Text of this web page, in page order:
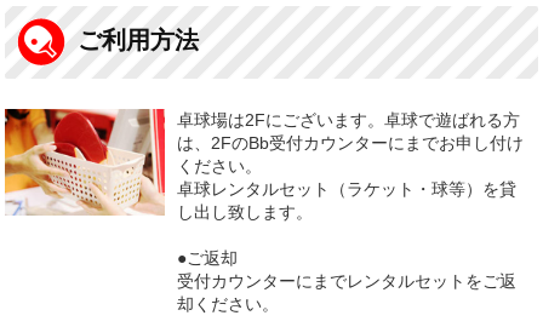
ご利用方法
卓球場は2Fにございます。卓球で遊ばれる方
は、2FのBb受付カウンターにまでお申し付け
ください。
卓球レンタルセット（ラケット・球等）を貸
し出し致します。
●ご返却
受付カウンターにまでレンタルセットをご返
却ください。